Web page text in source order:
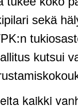
sekä
kutsui
kaikki